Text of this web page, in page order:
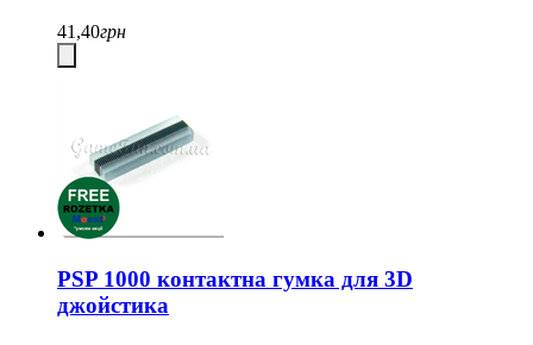
41,40грн
PSP 1000 контактна гумка для 3D
джойстика